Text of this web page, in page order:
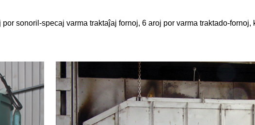
sonoril-specaj varma traktaĵaj fornoj, 6 aroj por varma traktado-fornoj,